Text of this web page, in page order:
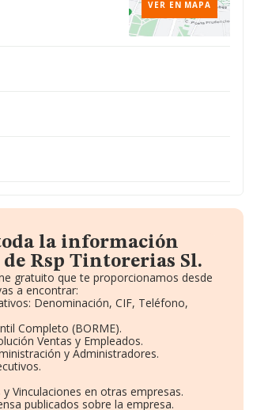
VER EN MAPA
la información
Rsp Tintorerias Sl.
gratuito que te proporcionamos desde
a encontrar:
Denominación, CIF, Teléfono,
Completo (BORME).
Ventas y Empleados.
y Administradores.
Vinculaciones en otras empresas.
publicados sobre la empresa.